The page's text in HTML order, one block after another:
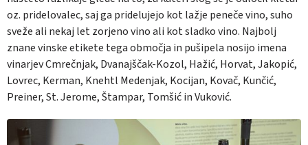
oz. pridelovalec, saj ga pridelujejo kot lažje peneče vino, suho
sveže ali nekaj let zorjeno vino ali kot sladko vino. Najbolj
znane vinske etikete tega območja in pušipela nosijo imena
vinarjev Cmrečnjak, Dvanajščak-Kozol, Hažić, Horvat, Jakopić,
Lovrec, Kerman, Knehtl Medenjak, Kocijan, Kovač, Kunčić,
Preiner, St. Jerome, Štampar, Tomšić in Vuković.